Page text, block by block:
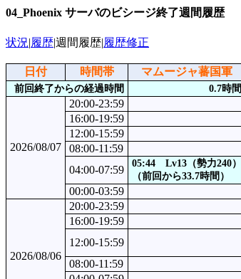
04_Phoenix サーバのビシージ終了週間履歴
状況|履歴|週間履歴|履歴修正
日付 時間帯 マムージャ蕃国軍
前回終了からの経過時間 0.7時間
2026/08/07
20:00-23:59
16:00-19:59
12:00-15:59
08:00-11:59
04:00-07:59
05:44 Lv13（勢力240）
（前回から33.7時間）
00:00-03:59
2026/08/06
20:00-23:59
16:00-19:59
12:00-15:59
08:00-11:59